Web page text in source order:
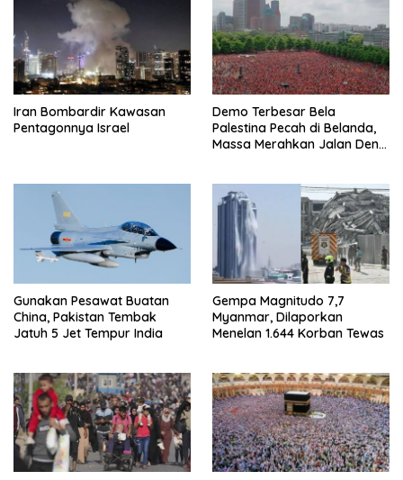
Iran Bombardir Kawasan
Pentagonnya Israel
Demo Terbesar Bela
Palestina Pecah di Belanda,
Massa Merahkan Jalan Den
Gunakan Pesawat Buatan
China, Pakistan Tembak
Jatuh 5 Jet Tempur India
Gempa Magnitudo 7,7
Myanmar, Dilaporkan
Menelan 1.644 Korban Tewas